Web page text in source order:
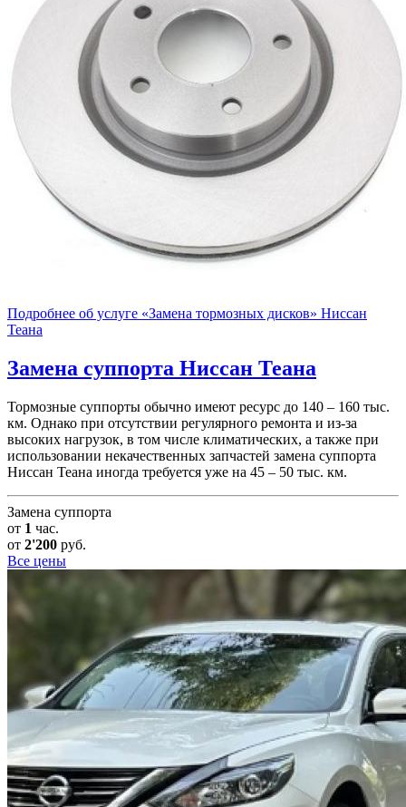
Подробнее об услуге «Замена тормозных дисков» Ниссан
Теана
Замена суппорта Ниссан Теана
Тормозные суппорты обычно имеют ресурс до 140 – 160 тыс.
км. Однако при отсутствии регулярного ремонта и из-за
высоких нагрузок, в том числе климатических, а также при
использовании некачественных запчастей замена суппорта
Ниссан Теана иногда требуется уже на 45 – 50 тыс. км.
Замена суппорта
от 1 час.
от 2'200 руб.
Все цены